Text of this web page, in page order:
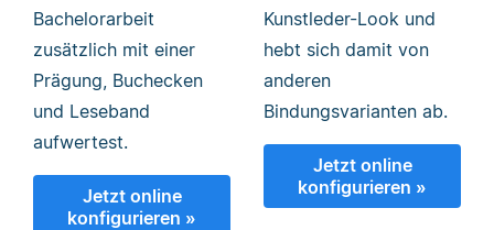
Bachelorarbeit
zusätzlich mit einer
Prägung, Buchecken
und Leseband
aufwertest.
Jetzt online
konfigurieren »
Kunstleder-Look und
hebt sich damit von
anderen
Bindungsvarianten ab.
Jetzt online
konfigurieren »